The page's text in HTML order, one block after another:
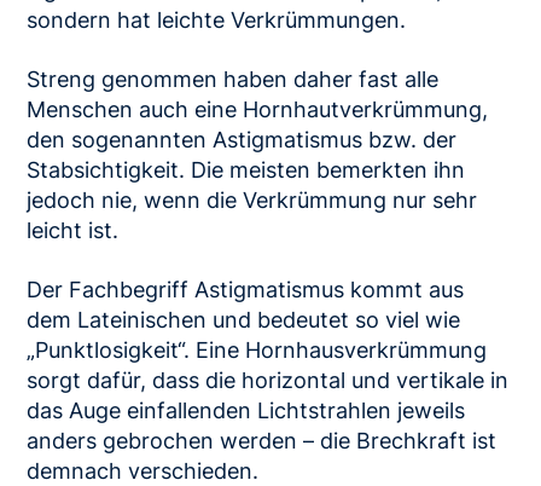
sondern hat leichte Verkrümmungen.
Streng genommen haben daher fast alle
Menschen auch eine Hornhautverkrümmung,
den sogenannten Astigmatismus bzw. der
Stabsichtigkeit. Die meisten bemerkten ihn
jedoch nie, wenn die Verkrümmung nur sehr
leicht ist.
Der Fachbegriff Astigmatismus kommt aus
dem Lateinischen und bedeutet so viel wie
„Punktlosigkeit“. Eine Hornhausverkrümmung
sorgt dafür, dass die horizontal und vertikale in
das Auge einfallenden Lichtstrahlen jeweils
anders gebrochen werden – die Brechkraft ist
demnach verschieden.